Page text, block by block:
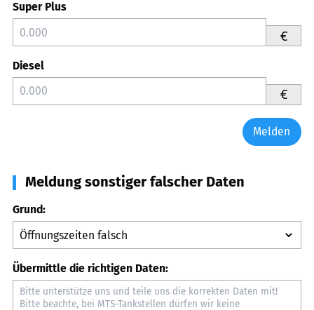
Super Plus
€
Diesel
€
Melden
Meldung sonstiger falscher Daten
Grund:
Übermittle die richtigen Daten: